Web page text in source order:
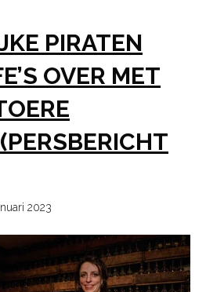
PIRATEN
OVER MET
2023